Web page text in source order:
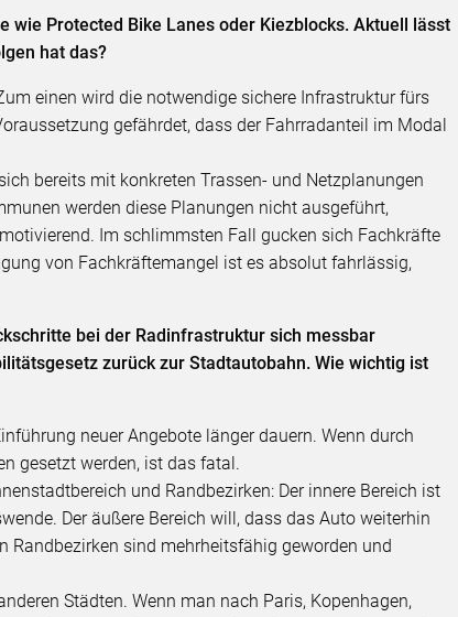
wie Protected Bike Lanes oder Kiezblocks. Aktuell lässt
hat das?
einen wird die notwendige sichere Infrastruktur fürs
gefährdet, dass der Fahrradanteil im Modal
bereits mit konkreten Trassen- und Netzplanungen
werden diese Planungen nicht ausgeführt,
Im schlimmsten Fall gucken sich Fachkräfte
von Fachkräftemangel ist es absolut fahrlässig,
bei der Radinfrastruktur sich messbar
zurück zur Stadtautobahn. Wie wichtig ist
neuer Angebote länger dauern. Wenn durch
gesetzt werden, ist das fatal.
und Randbezirken: Der innere Bereich ist
Der äußere Bereich will, dass das Auto weiterhin
Randbezirken sind mehrheitsfähig geworden und
Städten. Wenn man nach Paris, Kopenhagen,